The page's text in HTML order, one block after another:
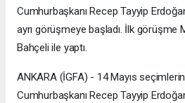
Cumhurbaşkanı Recep Tayyip
ayrı görüşmeye başladı. İlk görüşme
Bahçeli ile yaptı.
ANKARA (İGFA) - 14 Mayıs
Cumhurbaşkanı Recep Tayyip